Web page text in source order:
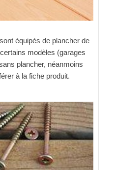
équipés de plancher de
modèles (garages
plancher, néanmoins
à la fiche produit.